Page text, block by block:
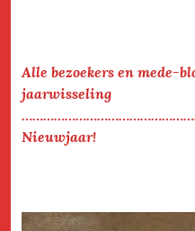
Alle bezoekers en mede-
jaarwisseling
Nieuwjaar!